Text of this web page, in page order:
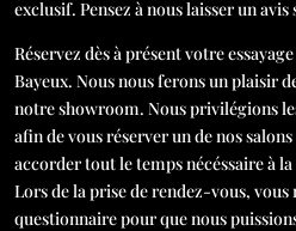
exclusif. Pensez à nous laisser un
Réservez dès à présent votre
Bayeux. Nous nous ferons un plaisir
notre showroom. Nous privilégions
afin de vous réserver un de nos
accorder tout le temps nécéssaire à
Lors de la prise de rendez-vous,
questionnaire pour que nous